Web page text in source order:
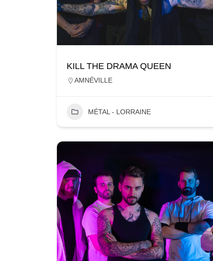
KILL THE DRAMA QUEEN
AMNÉVILLE
MÉTAL - LORRAINE